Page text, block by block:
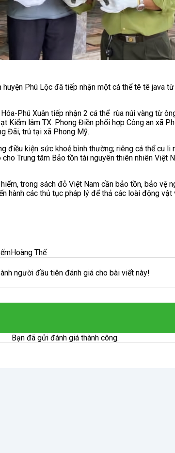
Phú Lộc đã tiếp nhận một cá thể tê tê java
Phú Xuân tiếp nhận 2 cá thể rùa núi vàng từ
Kiểm lâm TX. Phong Điền phối hợp Công an xã
Đãi, trú tại xã Phong Mỹ.
điều kiện sức khoẻ bình thường; riêng cá thể cu
Trung tâm Bảo tồn tài nguyên thiên nhiên Việt
trong sách đỏ Việt Nam cần bảo tồn, bảo vệ
hành các thủ tục pháp lý để thả các loài động
Hoàng Thế
người đầu tiên đánh giá cho bài viết này!
Bạn đã gửi đánh giá thành công.